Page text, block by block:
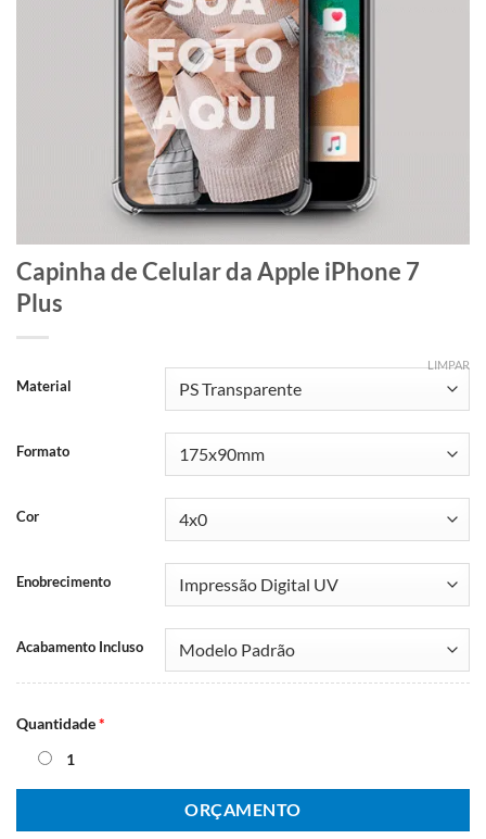
Capinha de Celular da Apple iPhone 7
Plus
Material
Formato
Cor
Enobrecimento
Acabamento Incluso
LIMPAR
Quantidade*
1
ORÇAMENTO